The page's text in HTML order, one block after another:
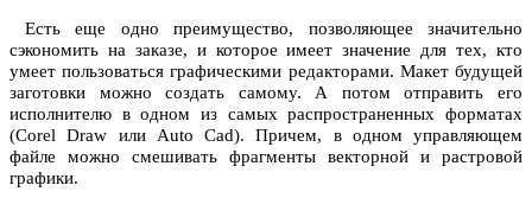
Есть еще одно преимущество, позволяющее значительно
сэкономить на заказе, и которое имеет значение для тех, кто
умеет пользоваться графическими редакторами. Макет будущей
заготовки можно создать самому. А потом отправить его
исполнителю в одном из самых распространенных форматах
(Corel Draw или Auto Cad). Причем, в одном управляющем
файле можно смешивать фрагменты векторной и растровой
графики.